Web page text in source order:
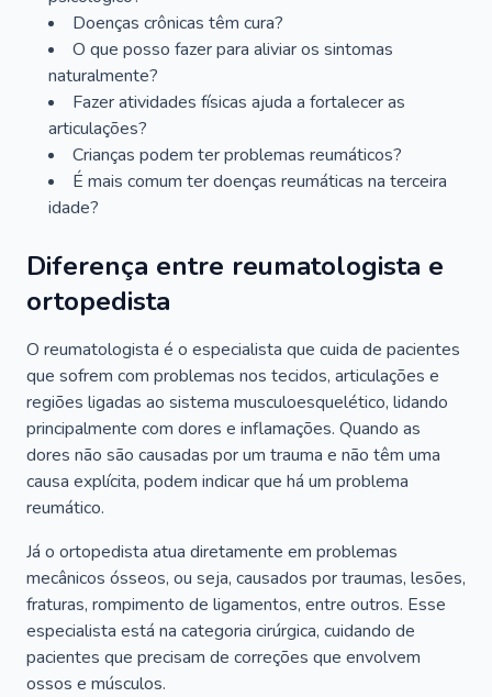
Doenças crônicas têm cura?
O que posso fazer para aliviar os sintomas
naturalmente?
Fazer atividades físicas ajuda a fortalecer as
articulações?
Crianças podem ter problemas reumáticos?
É mais comum ter doenças reumáticas na terceira
idade?
Diferença entre reumatologista e
ortopedista
O reumatologista é o especialista que cuida de pacientes
que sofrem com problemas nos tecidos, articulações e
regiões ligadas ao sistema musculoesquelético, lidando
principalmente com dores e inflamações. Quando as
dores não são causadas por um trauma e não têm uma
causa explícita, podem indicar que há um problema
reumático.
Já o ortopedista atua diretamente em problemas
mecânicos ósseos, ou seja, causados por traumas, lesões,
fraturas, rompimento de ligamentos, entre outros. Esse
especialista está na categoria cirúrgica, cuidando de
pacientes que precisam de correções que envolvem
ossos e músculos.